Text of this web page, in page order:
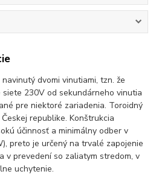
dvomi vinutiami, tzn. že
230V od sekundárneho vinutia
pre niektoré zariadenia. Toroidný
republike. Konštrukcia
účinnosť a minimálny odber v
preto je určený na trvalé zapojenie
v prevedení so zaliatym stredom, v
uchytenie.